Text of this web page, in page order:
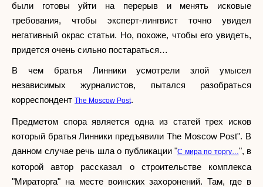
были готовы уйти на перерыв и менять исковые
требования, чтобы эксперт-лингвист точно увидел
негативный окрас статьи. Но, похоже, чтобы его увидеть,
придется очень сильно постараться…
В чем братья Линники усмотрели злой умысел
независимых журналистов, пытался разобраться
корреспондент The Moscow Post.
Предметом спора является одна из статей трех исков
который братья Линники предъявили The Moscow Post". В
данном случае речь шла о публикации "С мира по торгу…", в
которой автор рассказал о строительстве комплекса
"Мираторга" на месте воинских захоронений. Там, где в